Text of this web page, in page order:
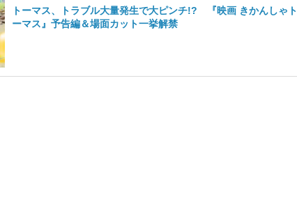
トーマス、トラブル大量発生で大ピンチ!? 『映画 きかんしゃト
ーマス』予告編＆場面カット一挙解禁